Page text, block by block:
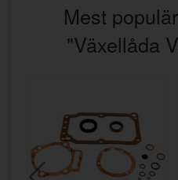
Mest
"Växellåda